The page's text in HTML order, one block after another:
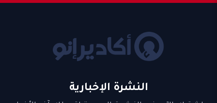
النشرة الإخبارية